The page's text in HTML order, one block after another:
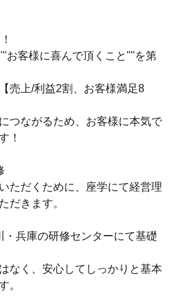
お客様に喜んで頂くこと""を第
売上/利益2割、お客様満足8
つながるため、お客様に本気で
！
ただくために、座学にて経営理
だきます。
兵庫の研修センターにて基礎
なく、安心してしっかりと基本
。